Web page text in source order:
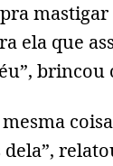
ela que
brincou
dela”,